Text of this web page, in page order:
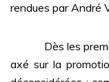
rendues par André
Dès les
axé sur la